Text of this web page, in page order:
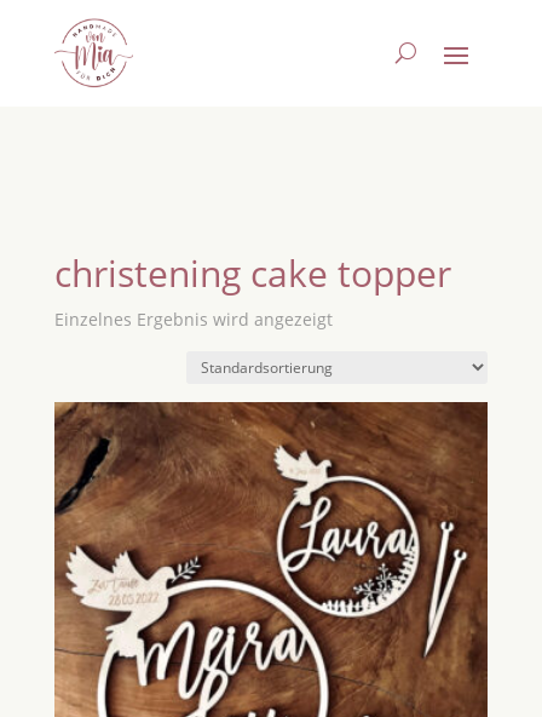
christening cake topper
Einzelnes Ergebnis wird angezeigt